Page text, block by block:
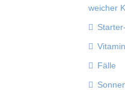
weicher
Fälle